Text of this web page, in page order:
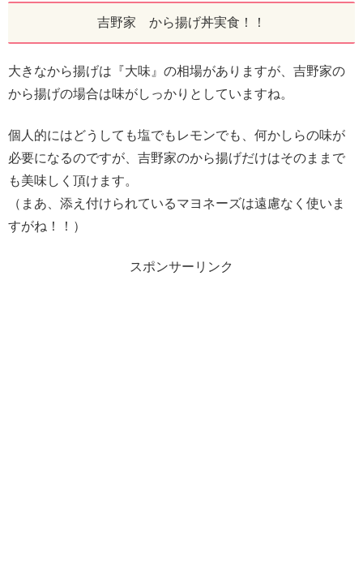
吉野家 から揚げ丼実食！！
大きなから揚げは『大味』の相場がありますが、吉野家の
から揚げの場合は味がしっかりとしていますね。
個人的にはどうしても塩でもレモンでも、何かしらの味が
必要になるのですが、吉野家のから揚げだけはそのままで
も美味しく頂けます。
（まあ、添え付けられているマヨネーズは遠慮なく使いま
すがね！！）
スポンサーリンク